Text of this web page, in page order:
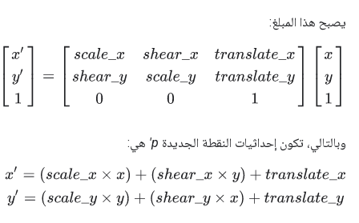
يصبح هذا المبلغ:
y′1 _xshea _x anslate_ xs ar_yscale_y ra e_
وبالتالي، تكون إحداثيات النقطة الجديدة p' هي:
x′= (sc ale_x×x +( sh ear_x× y)+transl ate _x y′= sc ale_y×y)+(s ea